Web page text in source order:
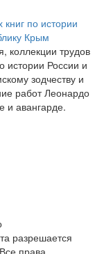
по истории
Крым
коллекции трудов
истории России и
зодчеству и
работ Леонардо
и авангарде.
разрешается
права